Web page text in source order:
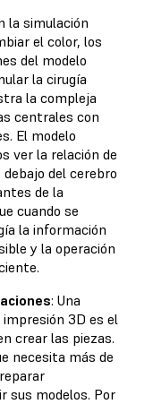
la simulación
el color, los
del modelo
la cirugía
la compleja
centrales con
El modelo
ver la relación de
del cerebro
de la
cuando se
la información
y la operación
: Una
3D es el
crear las piezas.
necesita más de
sus modelos. Por